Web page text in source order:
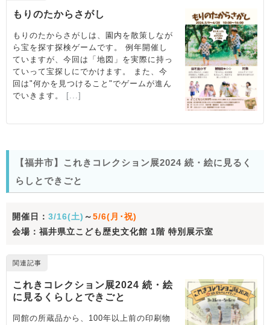
【福井市】これきコレクション展2024 続・絵に見るく
らしとできごと
開催日： 3/16(土) ～5/6(月･祝)
会場：福井県立こども歴史文化館 1階 特別展示室